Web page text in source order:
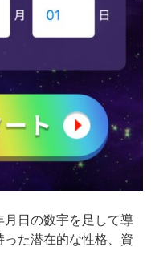
日の数宇を足して導
た潜在的な性格、資